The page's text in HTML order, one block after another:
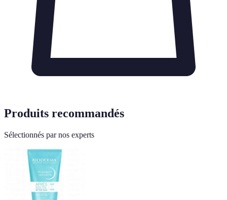
Produits recommandés
Sélectionnés par nos experts